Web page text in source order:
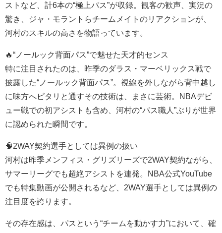
ストなど、計6本の“極上パス”が収録。観客の歓声、実況の
驚き、ジャ・モラントらチームメイトのリアクションが、
河村のスキルの高さを物語っています。
🔥“ノールック背面パス”で魅せた天才的センス
特に注目されたのは、昨季のダラス・マーベリックス戦で
披露した“ノールック背面パス”。視線を外しながら背中越し
に味方へピタリと通すその技術は、まさに芸術。NBAデビ
ュー戦での初アシストも含め、河村の“パス職人”ぶりが世界
に認められた瞬間です。
🧠2WAY契約選手としては異例の扱い
河村は昨季メンフィス・グリズリーズで2WAY契約ながら、
サマーリーグでも超絶アシストを連発。NBA公式YouTube
でも特集動画が公開されるなど、2WAY選手としては異例の
注目度を誇ります。
その存在感は、パスという“チームを動かす力”において、確